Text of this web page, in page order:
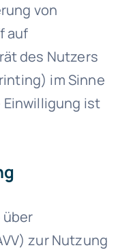
von
auf
des Nutzers
im Sinne
Einwilligung ist
über
zur Nutzung